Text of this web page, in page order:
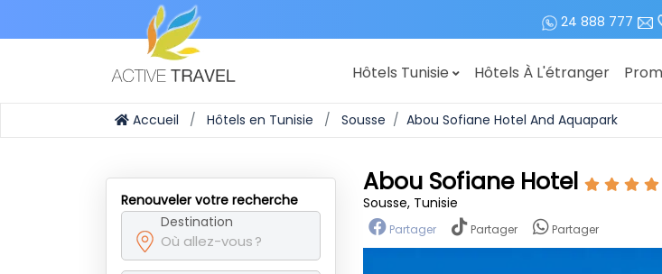
24 888 777
Hôtels Tunisie Hôtels À L'étranger
Accueil Hôtels en Tunisie Sousse Abou Sofiane Hotel And Aquapark
Renouveler votre recherche
Destination
Abou Sofiane Hotel
Sousse, Tunisie
Partager Partager Partager